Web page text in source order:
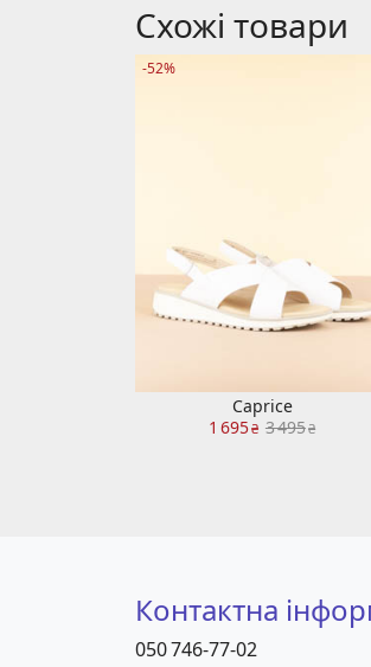
Схожі товари
-52%
Caprice
1 695₴ 3 495₴
Контактна
050 746-77-02